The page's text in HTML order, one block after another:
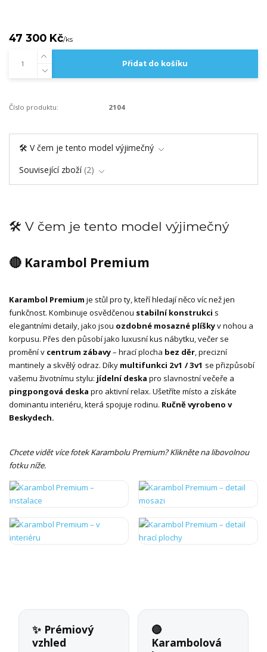
47 300 Kč/ks
Přidat do košíku
Číslo produktu: 2104
🛠️ V čem je tento model výjimečný
Související zboží 2
🛠️ V čem je tento model výjimečný
🔴 Karambol Premium
Karambol Premium je stůl pro ty, kteří hledají něco víc než jen
funkčnost. Kombinuje osvědčenou stabilní konstrukci s
elegantními detaily, jako jsou ozdobné mosazné plíškyv nohou a
korpusu. Přes den působí jako luxusní kus nábytku, večer se
promění v centrum zábavy– hrací plocha bez děr, precizní
mantinely a skvělý odraz. Díky multifunkci 2v1 / 3v1 se přizpůsobí
vašemu životnímu stylu: jídelní deska pro slavnostní večeře a
pingpongová deska pro aktivní relax. Ušetříte místo a získáte
dominantu interiéru, která spojuje rodinu. Ručně vyrobeno v
Beskydech.
Chcete vidět více fotek Karambolu Premium? Klikněte na libovolnou
fotku níže.
✨ Prémiový
vzhled
🔴
Karambolová